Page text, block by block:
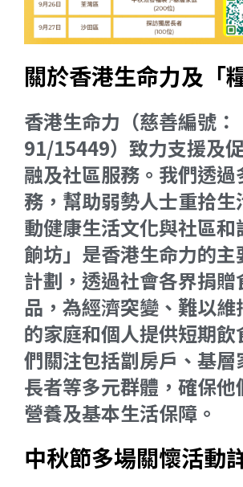
關於香港生命力及「
香港生命力（慈善編號：
91/15449）致力支援及
融及社區服務。我們透過
務，幫助弱勢人士重拾生
動健康生活文化與社區和
餉坊」是香港生命力的主
計劃，透過社會各界捐贈
品，為經濟突變、難以
的家庭和個人提供短期
們關注包括劏房戶、基層
長者等多元群體，確保
營養及基本生活保障。
中秋節多場關懷活動